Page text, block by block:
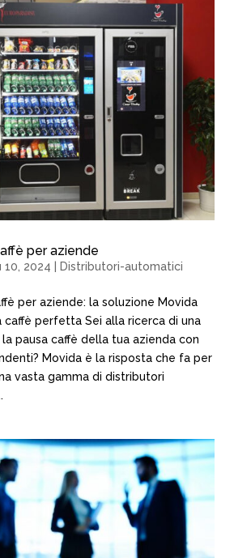
per aziende
10, 2024 Distributori-automatici
per aziende: la soluzione Movida
caffè perfetta Sei alla ricerca di una
pausa caffè della tua azienda con
Movida è la risposta che fa per
vasta gamma di distributori